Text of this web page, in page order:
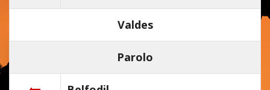
Valdes
Parolo